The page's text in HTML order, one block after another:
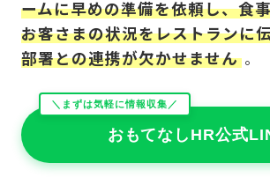
ームに早めの準備を依頼し、食
お客さまの状況をレストランに
部署との連携が欠かせません 。
＼まずは気軽に情報収集／
おもてなしHR公式